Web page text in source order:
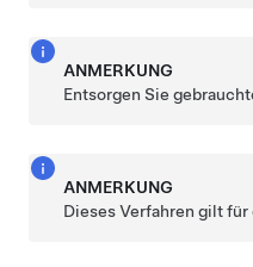
ANMERKUNG
Entsorgen Sie
ANMERKUNG
Dieses Verfahren gilt